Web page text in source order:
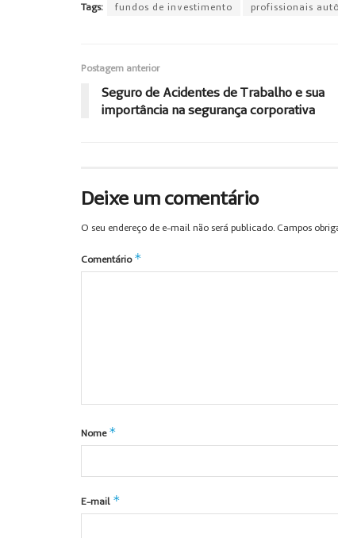
Tags: fundos de investimento profissionais
Postagem anterior
Seguro de Acidentes de Trabalho e sua
importância na segurança corporativa
Deixe um comentário
O seu endereço de e-mail não será publicado. Campos
Comentário *
Nome *
E-mail *